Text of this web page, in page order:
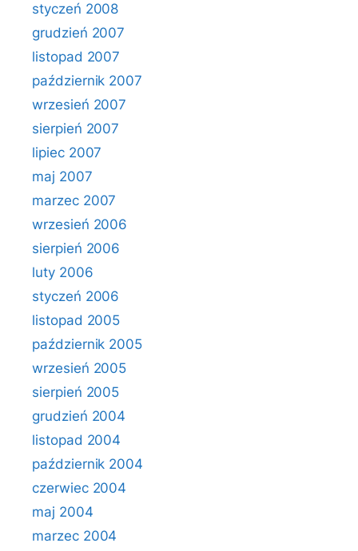
styczeń 2008
grudzień 2007
listopad 2007
październik 2007
wrzesień 2007
sierpień 2007
lipiec 2007
maj 2007
marzec 2007
wrzesień 2006
sierpień 2006
luty 2006
styczeń 2006
listopad 2005
październik 2005
wrzesień 2005
sierpień 2005
grudzień 2004
listopad 2004
październik 2004
czerwiec 2004
maj 2004
marzec 2004